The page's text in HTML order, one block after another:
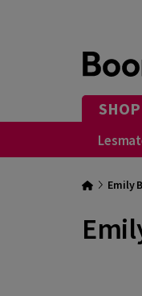
SHOP
Emily